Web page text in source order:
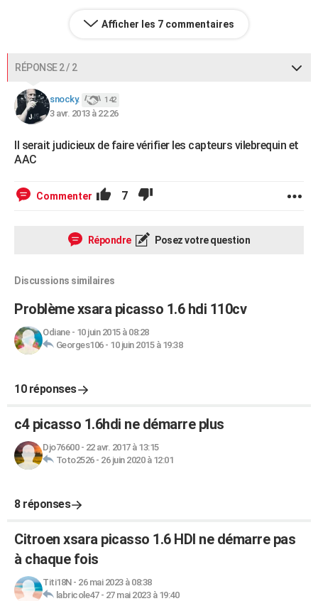
Afficher les 7 commentaires
RÉPONSE 2 / 2
snocky. 142
3 avr. 2013 à 22:26
Il serait judicieux de faire vérifier les capteurs vilebrequin et
AAC
Commenter 7
Répondre Posez votre question
Discussions similaires
Problème xsara picasso 1.6 hdi 110cv
Odiane- 10 juin 2015 à 08:28
Georges106- 10 juin 2015 à 19:38
10 réponses
c4 picasso 1.6hdi ne démarre plus
Djo76600- 22 avr. 2017 à 13:15
Toto2526- 26 juin 2020 à 12:01
8 réponses
Citroen xsara picasso 1.6 HDI ne démarre pas
à chaque fois
Titi18N- 26 mai 2023 à 08:38
labricole47- 27 mai 2023 à 19:40